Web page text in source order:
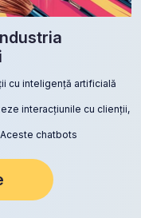
cu inteligență artificială
interacțiunile cu clienții,
chatbots